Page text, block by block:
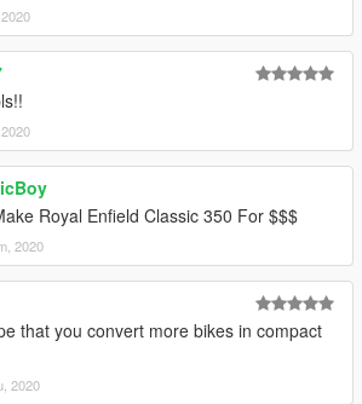
Royal Enfield Classic 350 For $$$
2020
that you convert more bikes in compact
2020